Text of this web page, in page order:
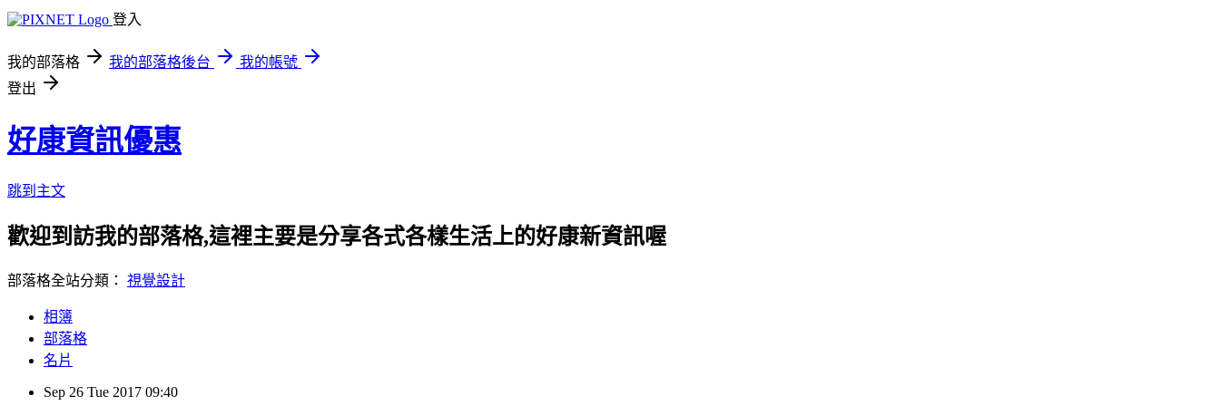
登入
我的部落格 我的部落格後台
我的帳號
登出
好康資訊優惠
跳到主文
歡迎到訪我的部落格,這裡主要是分享各式各樣生活上的好康新資訊喔
部落格全站分類： 視覺設計
相簿
部落格
名片
Sep 26 Tue 2017 09:40